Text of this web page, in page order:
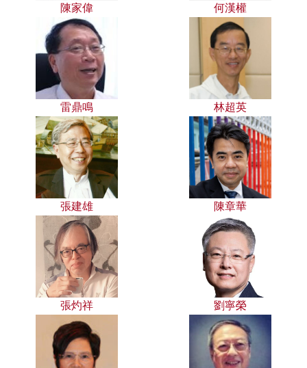
陳家偉 何漢權
雷鼎鳴 林超英
張建雄 陳章華
張灼祥 劉寧榮